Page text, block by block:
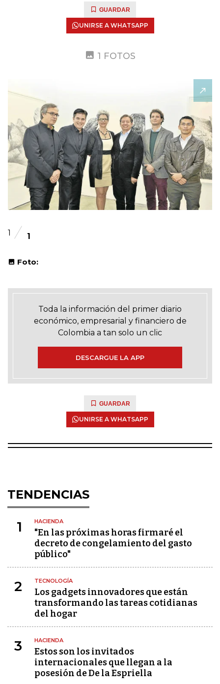
GUARDAR
UNIRSE A WHATSAPP
1 FOTOS
1 1
Foto:
Toda la información del primer diario
económico, empresarial y financiero de
Colombia a tan solo un clic
DESCARGUE LA APP
GUARDAR
UNIRSE A WHATSAPP
TENDENCIAS
1 HACIENDA
"En las próximas horas firmaré el
decreto de congelamiento del gasto
público"
2 TECNOLOGÍA
Los gadgets innovadores que están
transformando las tareas cotidianas
del hogar
3 HACIENDA
Estos son los invitados
internacionales que llegan a la
posesión de De la Espriella